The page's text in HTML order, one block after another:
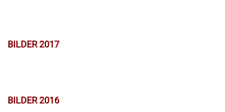
BILDER 2017
BILDER 2016